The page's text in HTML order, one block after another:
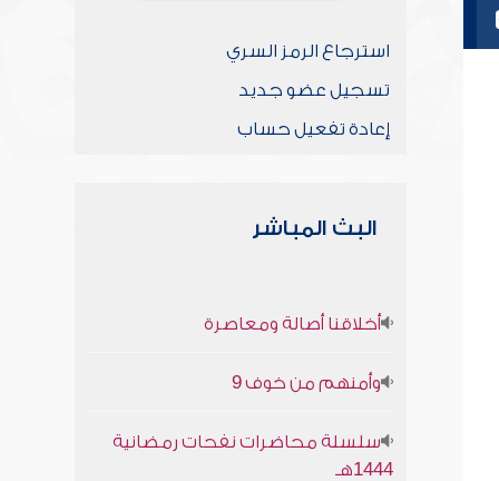
استرجاع الرمز السري
تسجيل عضو جديد
إعادة تفعيل حساب
البث المباشر
أخلاقنا أصالة ومعاصرة
وأمنهم من خوف 9
سلسلة محاضرات نفحات رمضانية
1444هـ